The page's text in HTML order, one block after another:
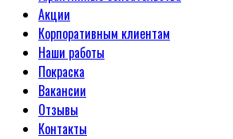
Акции
Корпоративным клиентам
Наши работы
Покраска
Вакансии
Отзывы
Контакты